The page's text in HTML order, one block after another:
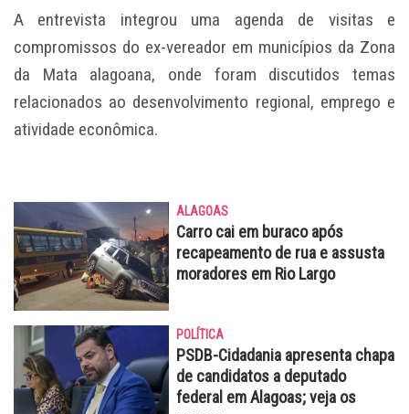
A entrevista integrou uma agenda de visitas e
compromissos do ex-vereador em municípios da Zona
da Mata alagoana, onde foram discutidos temas
relacionados ao desenvolvimento regional, emprego e
atividade econômica.
ALAGOAS
Carro cai em buraco após
recapeamento de rua e assusta
moradores em Rio Largo
POLÍTICA
PSDB-Cidadania apresenta chapa
de candidatos a deputado
federal em Alagoas; veja os